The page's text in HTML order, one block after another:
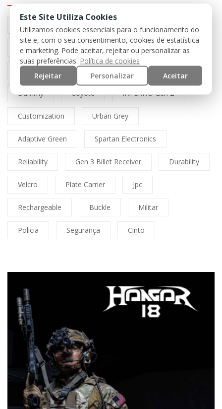
Preto Black
Multicam Mfh Boné Cordura
Lasercut Spitfire Direct Action
Dummy Coyote INFERNO Gen 2
Customization Urban Grey
Adaptive Green Spartan Electronics
Reliability Gen 3 Billet Receiver Durability
Velcro Plate Carrier Jpc
Rechargeable Buckle Militar
Policia Segurança Cinto
Este Site Utiliza Cookies
Utilizamos cookies essenciais para o funcionamento do
site e, com o seu consentimento, cookies de estatística
e marketing. Pode aceitar, rejeitar ou personalizar as
suas preferências. Política de cookies
Rejeitar
Personalizar Aceitar